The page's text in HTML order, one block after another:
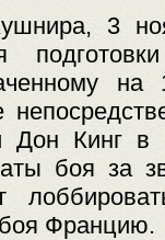
3
на
Дон Кинг
боя за
Францию.